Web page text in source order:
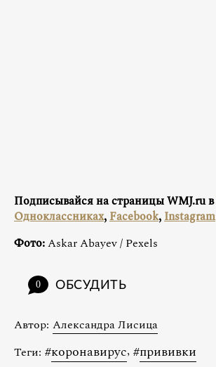
Подписывайся на страницы WMJ.ru в
Одноклассниках, Facebook, Instagram
Фото:Askar Abayev / Pexels
0 ОБСУДИТЬ
Автор: Александра Лисица
Теги: #коронавирус, #прививки